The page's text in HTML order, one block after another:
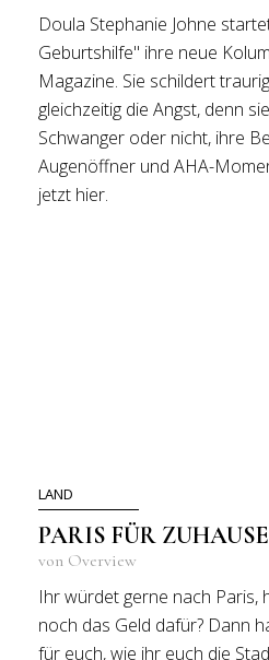
Doula Stephanie Johne
Geburtshilfe" ihre neue
Magazine. Sie schildert
gleichzeitig die Angst, denn
Schwanger oder nicht, ihre
Augenöffner und AHA-
jetzt hier.
LAND
PARIS FÜR ZUHAUSE
von Overview
Ihr würdet gerne nach Paris,
noch das Geld dafür? Dann
für euch, wie ihr euch die